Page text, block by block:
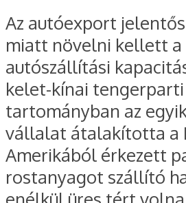
Az autóexport
miatt növelni kellett
autószállítási
kelet-kínai tengerparti
tartományban az
vállalat átalakította a
Amerikából érkezett
rostanyagot szállító